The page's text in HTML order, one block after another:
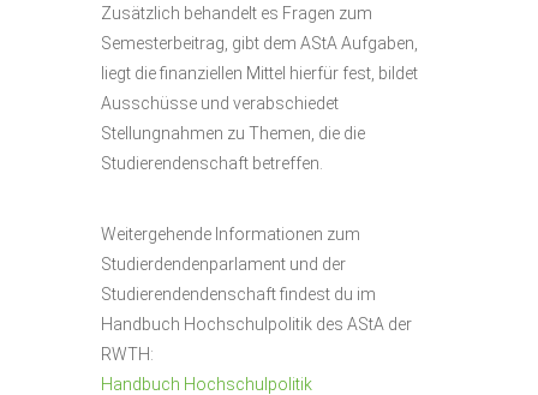
Zusätzlich behandelt es Fragen zum
Semesterbeitrag, gibt dem AStA Aufgaben,
liegt die finanziellen Mittel hierfür fest, bildet
Ausschüsse und verabschiedet
Stellungnahmen zu Themen, die die
Studierendenschaft betreffen.
Weitergehende Informationen zum
Studierdendenparlament und der
Studierendendenschaft findest du im
Handbuch Hochschulpolitik des AStA der
RWTH:
Handbuch Hochschulpolitik